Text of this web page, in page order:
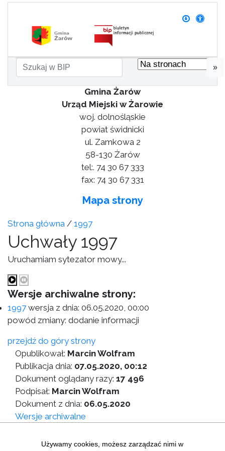
Używamy cookies, możesz zarządzać nimi w
»
Gmina Żarów
Urząd Miejski w Żarowie
woj. dolnośląskie
powiat świdnicki
ul. Zamkowa 2
58-130 Żarów
tel:. 74 30 67 333
fax: 74 30 67 331
Mapa strony
Strona główna / 1997
Uchwały 1997
Uruchamiam sytezator mowy...
Wersje archiwalne strony:
1997wersja z dnia: 06.05.2020, 00:00
powód zmiany: dodanie informacji
przejdź do góry strony
Opublikował: Marcin Wolfram
Publikacja dnia: 07.05.2020, 00:12
Dokument oglądany razy: 17 496
Podpisał: Marcin Wolfram
Dokument z dnia: 06.05.2020
Wersje archiwalne